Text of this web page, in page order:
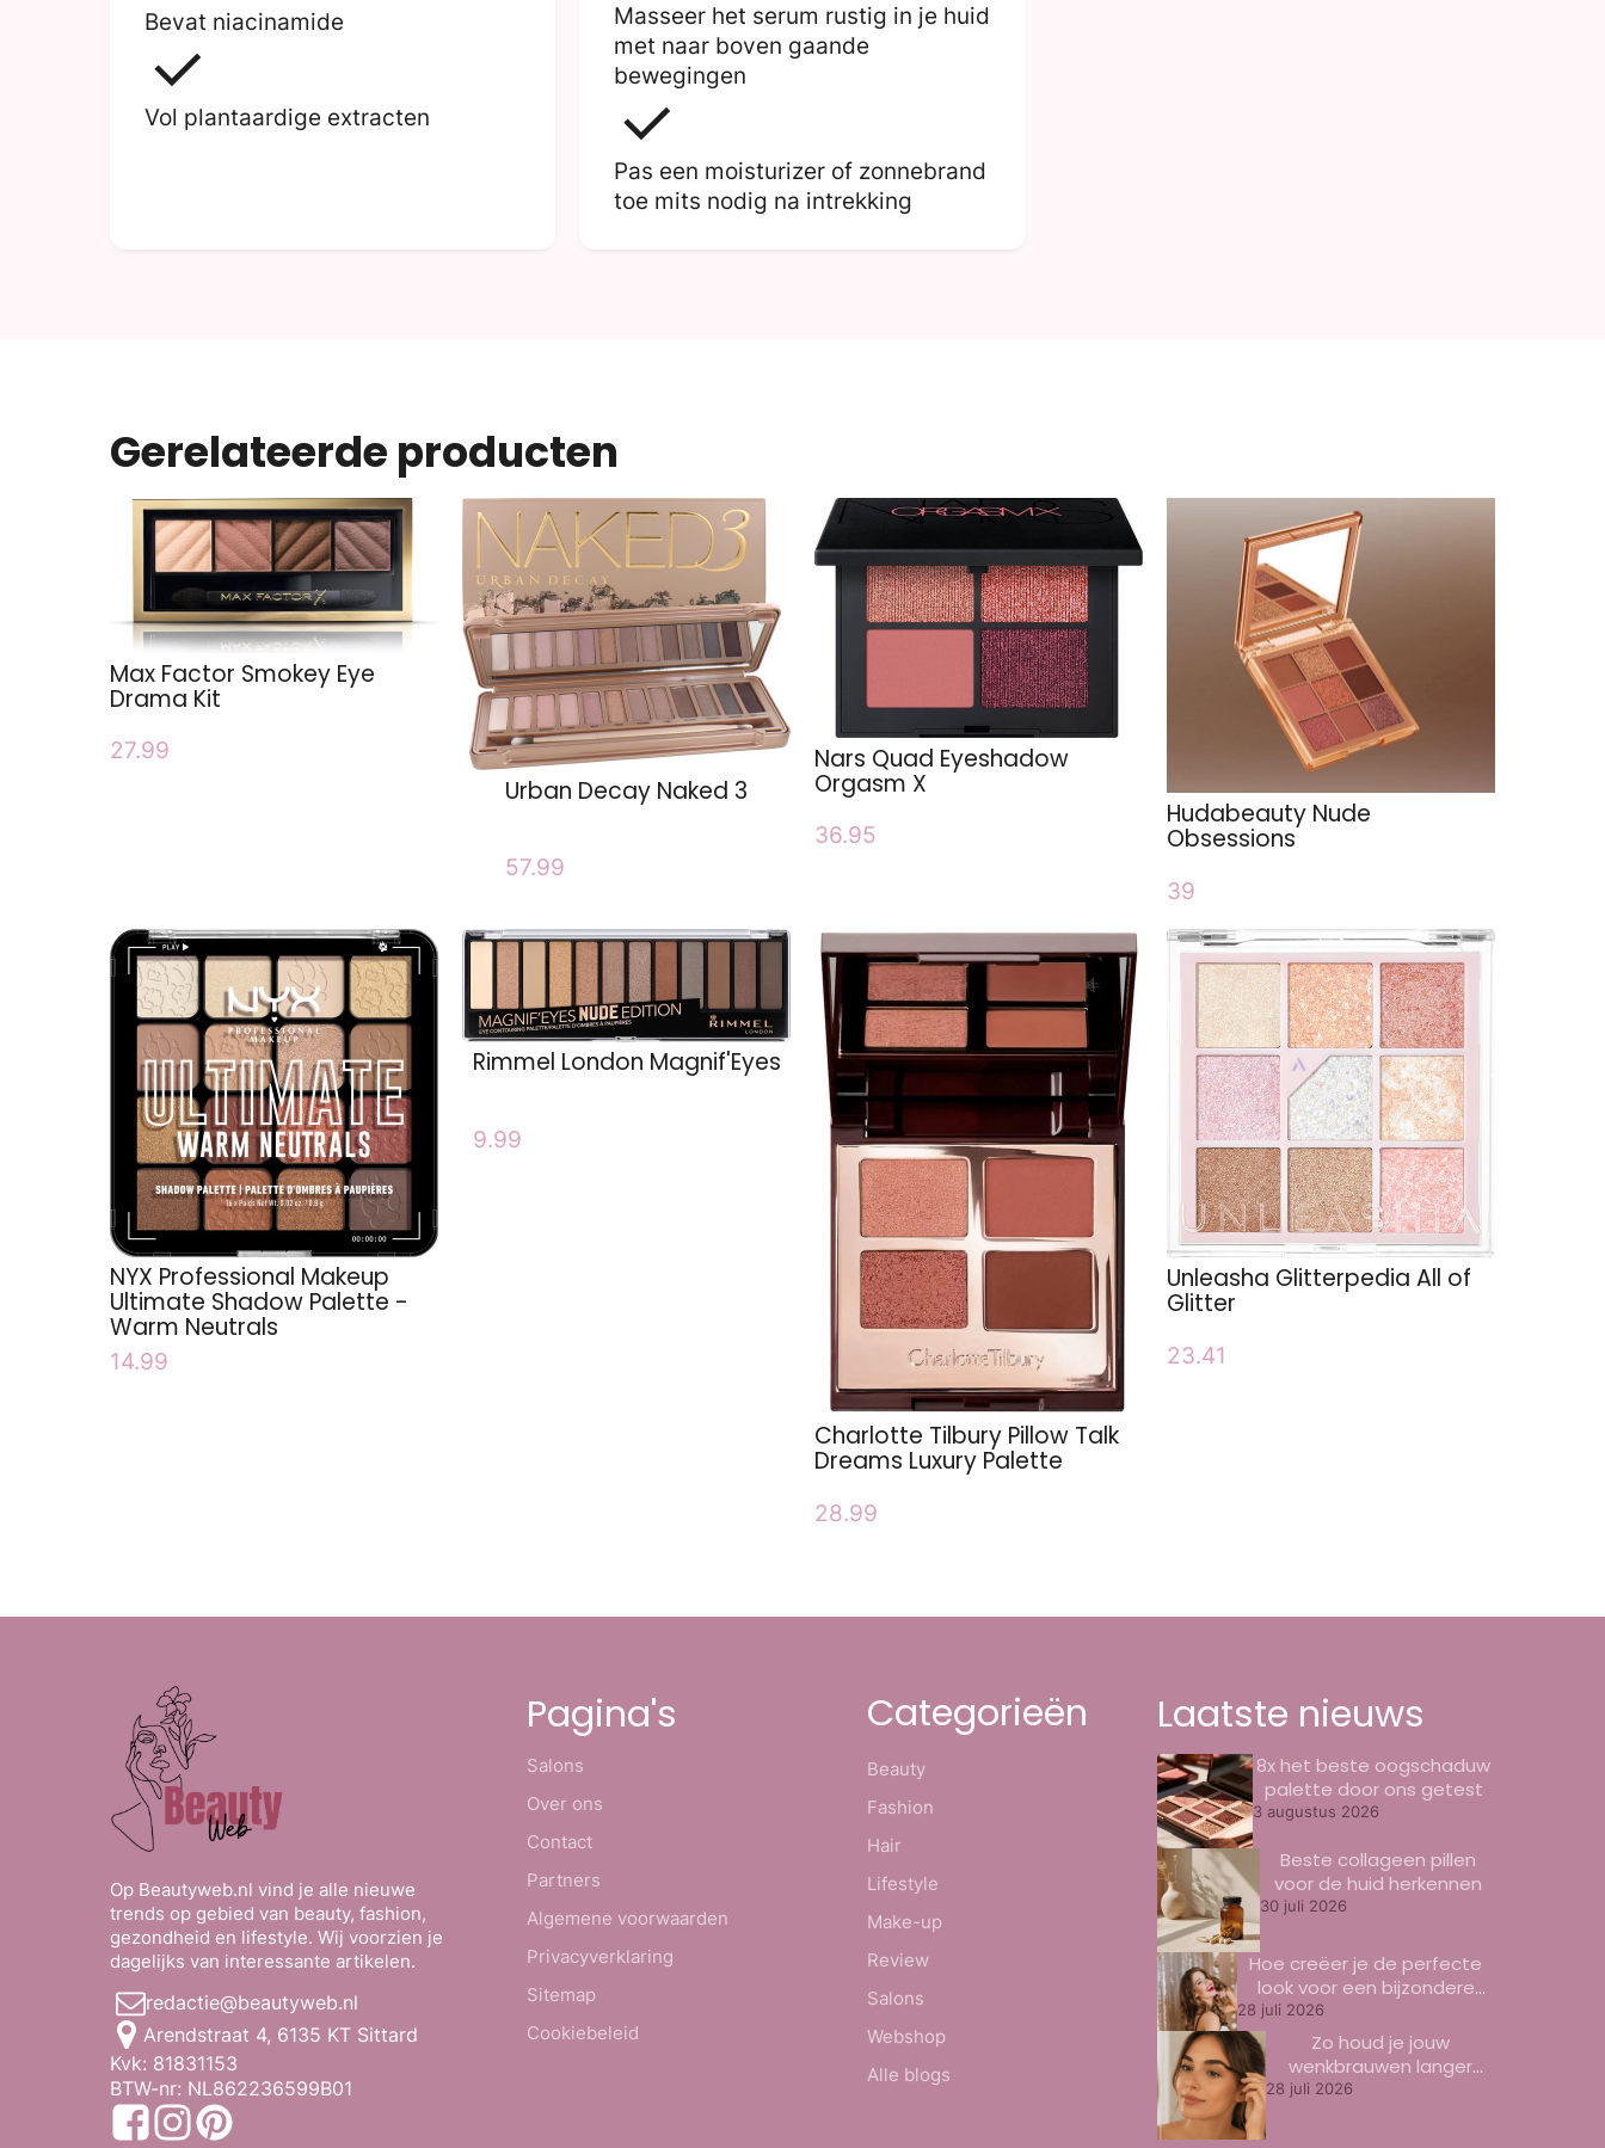
Bevat niacinamide
Vol plantaardige extracten
Masseer het serum rustig in je huid
met naar boven gaande
bewegingen
Pas een moisturizer of zonnebrand
toe mits nodig na intrekking
Gerelateerde producten
Max Factor Smokey Eye
Drama Kit
27.99
Urban Decay Naked 3
57.99
Nars Quad Eyeshadow
Orgasm X
36.95
Hudabeauty Nude
Obsessions
39
NYX Professional Makeup
Ultimate Shadow Palette -
Warm Neutrals
14.99
Rimmel London Magnif'Eyes
9.99
Charlotte Tilbury Pillow Talk
Dreams Luxury Palette
28.99
Unleasha Glitterpedia All of
Glitter
23.41
Op Beautyweb.nl vind je alle nieuwe
trends op gebied van beauty, fashion,
gezondheid en lifestyle. Wij voorzien je
dagelijks van interessante artikelen.
redactie@beautyweb.nl
Arendstraat 4, 6135 KT Sittard
Kvk: 81831153
BTW-nr: NL862236599B01
Pagina's
Salons
Over ons
Contact
Partners
Algemene voorwaarden
Privacyverklaring
Sitemap
Cookiebeleid
Categorieën
Beauty
Fashion
Hair
Lifestyle
Make-up
Review
Salons
Webshop
Alle blogs
Laatste nieuws
8x het beste oogschaduw
palette door ons getest
3 augustus 2026
Beste collageen pillen
voor de huid herkennen
30 juli 2026
Hoe creëer je de perfecte
look voor een bijzondere
gelegenheid?
28 juli 2026
Zo houd je jouw
wenkbrauwen langer
28 juli 2026